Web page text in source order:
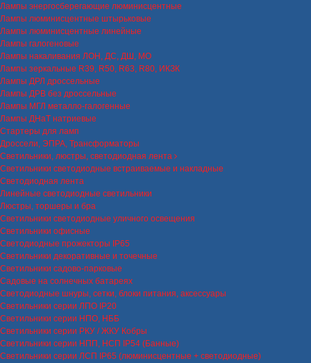
Лампы энергосберегающие люминисцентные
Лампы люминисцентные штырьковые
Лампы люминисцентные линейные
Лампы галогеновые
Лампы накаливания ЛОН, ДС, ДШ, МО
Лампы зеркальные R39, R50, R63, R80, ИКЗК
Лампы ДРЛ дроссельные
Лампы ДРВ без дроссельные
Лампы МГЛ металло-галогенные
Лампы ДНаТ натриевые
Стартеры для ламп
Дроссели, ЭПРА, Трансформаторы
Светильники, люстры, светодиодная лента
Светильники светодиодные встраиваемые и накладные
Светодиодная лента
Линейные светодиодные светильники
Люстры, торшеры и бра
Светильники светодиодные уличного освещения
Светильники офисные
Светодиодные прожекторы IP65
Светильники декоративные и точечные
Светильники садово-парковые
Садовые на солнечных батареях
Светодиодные шнуры, сетки, блоки питания, аксессуары
Светильники серии ЛПО IP20
Светильники серии НПО, НББ
Светильники серии РКУ / ЖКУ Кобры
Светильники серии НПП, НСП IP54 (Банные)
Светильники серии ЛСП IP65 (люминисцентные + светодиодные)